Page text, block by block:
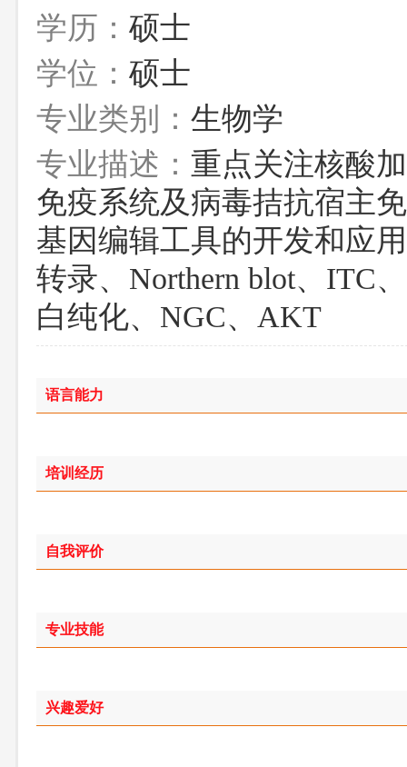
学历： 硕士
学位： 硕士
专业类别： 生物学
专业描述： 重点关注核酸
免疫系统及病毒拮抗宿主
基因编辑工具的开发和应
转录、Northern blot、ITC
白纯化、NGC、AKT
语言能力
培训经历
自我评价
专业技能
兴趣爱好